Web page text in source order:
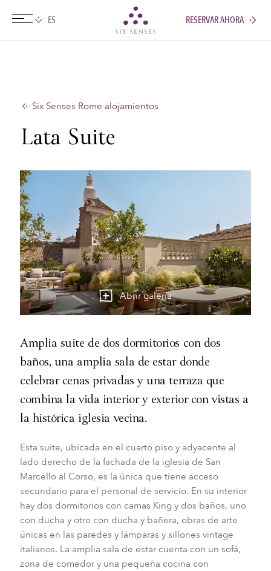
Six sensesRESERVAR AHORA
Six Senses Rome alojamientos
Lata Suite
Abrir galería
Amplia suite de dos dormitorios con dos
baños, una amplia sala de estar donde
celebrar cenas privadas y una terraza que
combina la vida interior y exterior con vistas a
la histórica iglesia vecina.
Esta suite, ubicada en el cuarto piso y adyacente al
lado derecho de la fachada de la iglesia de San
Marcello al Corso, es la única que tiene acceso
secundario para el personal de servicio. En su interior
hay dos dormitorios con camas King y dos baños, uno
con ducha y otro con ducha y bañera, obras de arte
únicas en las paredes y lámparas y sillones vintage
italianos. La amplia sala de estar cuenta con un sofá,
zona de comedor y una pequeña cocina con